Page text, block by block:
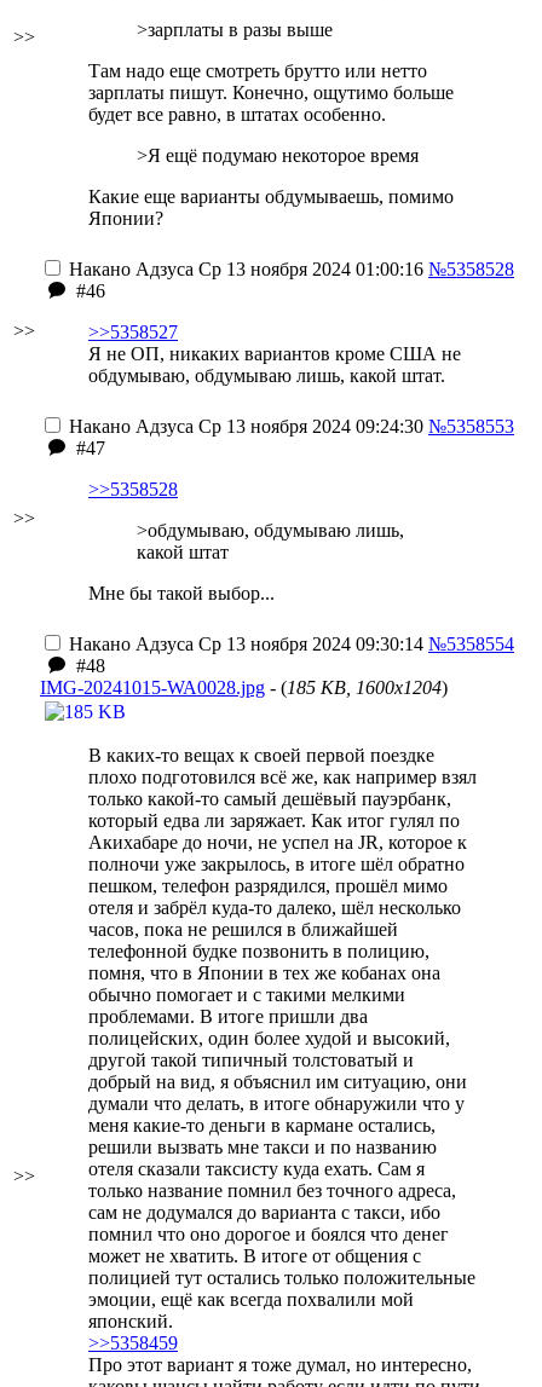
>>
>зарплаты в разы выше
Там надо еще смотреть брутто или нетто
зарплаты пишут. Конечно, ощутимо больше
будет все равно, в штатах особенно.
>Я ещё подумаю некоторое время
Какие еще варианты обдумываешь, помимо
Японии?
>>
Накано Адзуса Ср 13 ноября 2024 01:00:16 №5358528
#46
>>5358527
Я не ОП, никаких вариантов кроме США не
обдумываю, обдумываю лишь, какой штат.
>>
Накано Адзуса Ср 13 ноября 2024 09:24:30 №5358553
#47
>>5358528
>обдумываю, обдумываю лишь,
какой штат
Мне бы такой выбор...
>>
Накано Адзуса Ср 13 ноября 2024 09:30:14 №5358554
#48
IMG-20241015-WA0028.jpg - (185 KB, 1600x1204)
В каких-то вещах к своей первой поездке
плохо подготовился всё же, как например взял
только какой-то самый дешёвый пауэрбанк,
который едва ли заряжает. Как итог гулял по
Акихабаре до ночи, не успел на JR, которое к
полночи уже закрылось, в итоге шёл обратно
пешком, телефон разрядился, прошёл мимо
отеля и забрёл куда-то далеко, шёл несколько
часов, пока не решился в ближайшей
телефонной будке позвонить в полицию,
помня, что в Японии в тех же кобанах она
обычно помогает и с такими мелкими
проблемами. В итоге пришли два
полицейских, один более худой и высокий,
другой такой типичный толстоватый и
добрый на вид, я объяснил им ситуацию, они
думали что делать, в итоге обнаружили что у
меня какие-то деньги в кармане остались,
решили вызвать мне такси и по названию
отеля сказали таксисту куда ехать. Сам я
только название помнил без точного адреса,
сам не додумался до варианта с такси, ибо
помнил что оно дорогое и боялся что денег
может не хватить. В итоге от общения с
полицией тут остались только положительные
эмоции, ещё как всегда похвалили мой
японский.
>>5358459
Про этот вариант я тоже думал, но интересно,